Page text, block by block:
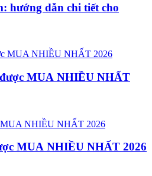
hướng dẫn chi tiết cho
MUA NHIỀU NHẤT
MUA NHIỀU NHẤT 2026